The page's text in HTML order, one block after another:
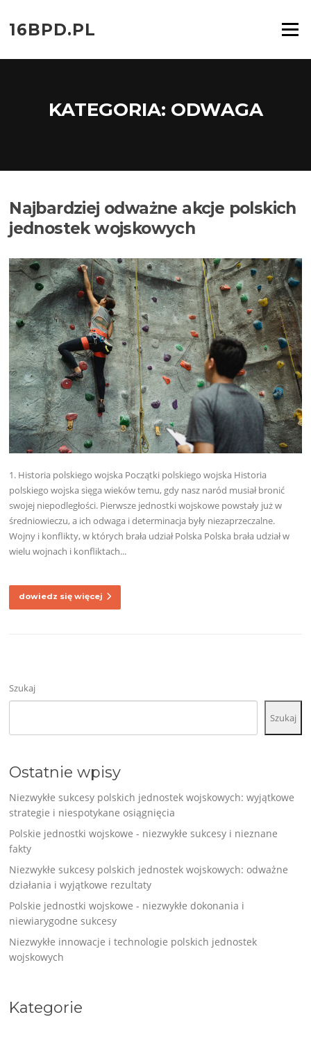
do
treści16BPD.PL Menu
KATEGORIA: ODWAGA
Najbardziej odważne akcje polskich
jednostek wojskowych
1. Historia polskiego wojska Początki polskiego wojska Historia
polskiego wojska sięga wieków temu, gdy nasz naród musiał bronić
swojej niepodległości. Pierwsze jednostki wojskowe powstały już w
średniowieczu, a ich odwaga i determinacja były niezaprzeczalne.
Wojny i konflikty, w których brała udział Polska Polska brała udział w
wielu wojnach i konfliktach...
dowiedz się więcej
Szukaj
Szukaj
Ostatnie wpisy
Niezwykłe sukcesy polskich jednostek wojskowych: wyjątkowe
strategie i niespotykane osiągnięcia
Polskie jednostki wojskowe - niezwykłe sukcesy i nieznane
fakty
Niezwykłe sukcesy polskich jednostek wojskowych: odważne
działania i wyjątkowe rezultaty
Polskie jednostki wojskowe - niezwykłe dokonania i
niewiarygodne sukcesy
Niezwykłe innowacje i technologie polskich jednostek
wojskowych
Kategorie